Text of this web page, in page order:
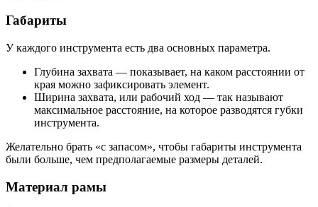
Габариты
У каждого инструмента есть два основных параметра.
Глубина захвата — показывает, на каком расстоянии от
края можно зафиксировать элемент.
Ширина захвата, или рабочий ход — так называют
максимальное расстояние, на которое разводятся губки
инструмента.
Желательно брать «с запасом», чтобы габариты инструмента
были больше, чем предполагаемые размеры деталей.
Материал рамы